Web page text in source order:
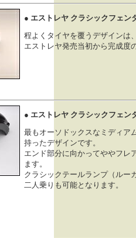
● エストレヤ クラシックフェン
程よくタイヤを覆うデザインは
エストレヤ発売当初から完成度
● エストレヤ クラシックフェン
最もオーソドックスなミディア
持ったデザインです。
エンド部分に向かってややフレ
ます。
クラシックテールランプ（ルー
二人乗りも可能となります。